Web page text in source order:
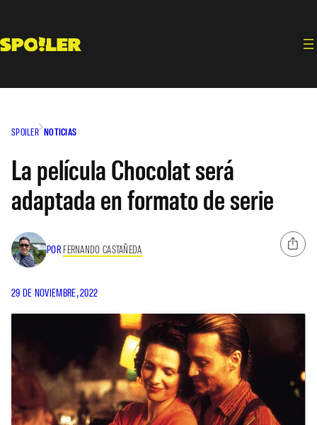
contenido
SPOILER NOTICIAS
La película Chocolat será
adaptada en formato de serie
POR FERNANDO CASTAÑEDA
29 DE NOVIEMBRE, 2022